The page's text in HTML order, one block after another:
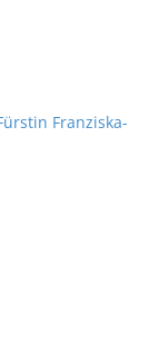
Franziska-